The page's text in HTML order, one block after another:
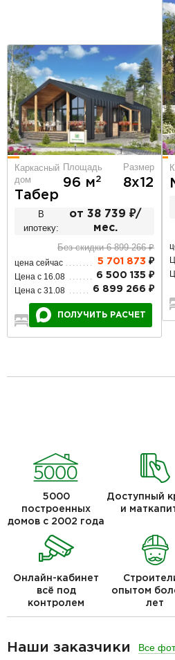
Каркасный
дом
Табер
Площадь
96 м2
Размер
8х12
В
ипотеку:
от 38 739 ₽/
мес.
Без скидки 6 899 266 ₽
цена сейчас 5 701 873 ₽
Цена с 16.08 6 500 135 ₽
Цена с 31.08 6 899 266 ₽
3 1 1
ПОЛУЧИТЬ РАСЧЕТ
5000
построенных
домов с 2002 года
Доступный
и
Онлайн-кабинет
всё под
контролем
опытом
лет
Наши заказчики Все